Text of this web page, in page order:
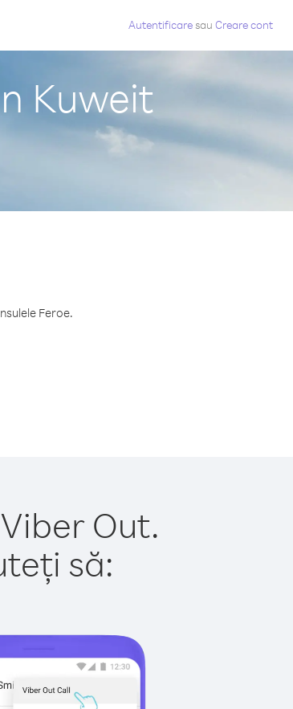
Autentificaresau Creare cont
Kuweit
Feroe.
Out.
să: